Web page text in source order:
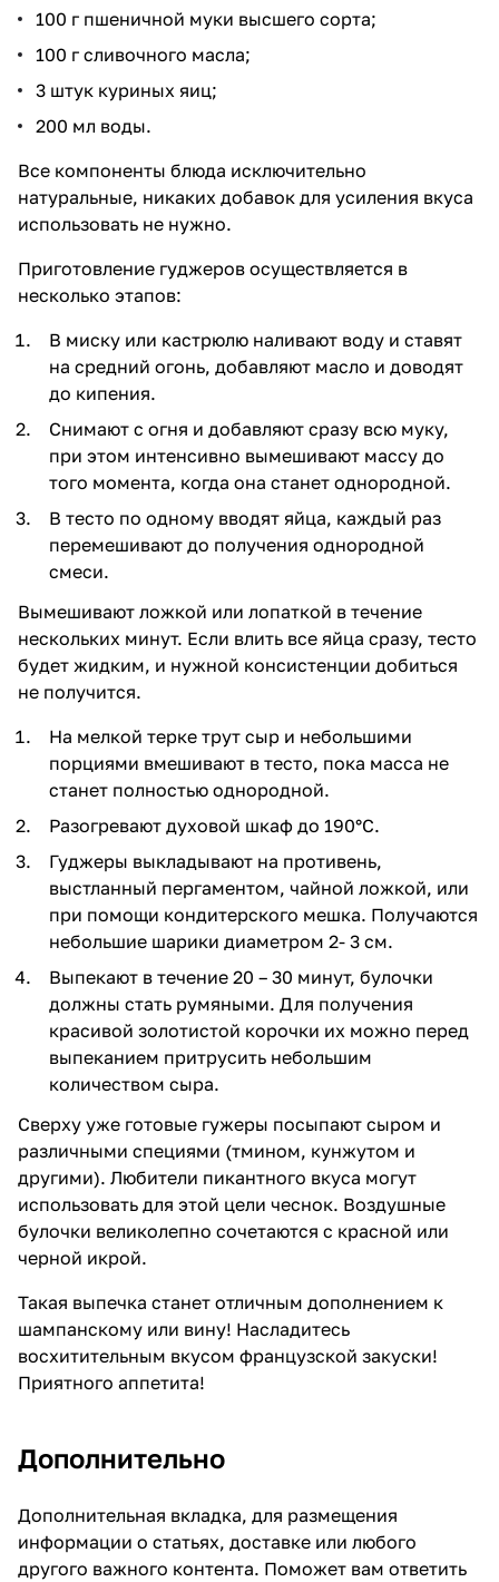
100 г пшеничной муки высшего сорта;
100 г сливочного масла;
3 штук куриных яиц;
200 мл воды.
Все компоненты блюда исключительно
натуральные, никаких добавок для усиления вкуса
использовать не нужно.
Приготовление гуджеров осуществляется в
несколько этапов:
В миску или кастрюлю наливают воду и ставят
на средний огонь, добавляют масло и доводят
до кипения.
Снимают с огня и добавляют сразу всю муку,
при этом интенсивно вымешивают массу до
того момента, когда она станет однородной.
В тесто по одному вводят яйца, каждый раз
перемешивают до получения однородной
смеси.
Вымешивают ложкой или лопаткой в течение
нескольких минут. Если влить все яйца сразу, тесто
будет жидким, и нужной консистенции добиться
не получится.
На мелкой терке трут сыр и небольшими
порциями вмешивают в тесто, пока масса не
станет полностью однородной.
Разогревают духовой шкаф до 190°C.
Гуджеры выкладывают на противень,
выстланный пергаментом, чайной ложкой, или
при помощи кондитерского мешка. Получаются
небольшие шарики диаметром 2- 3 см.
Выпекают в течение 20 – 30 минут, булочки
должны стать румяными. Для получения
красивой золотистой корочки их можно перед
выпеканием притрусить небольшим
количеством сыра.
Сверху уже готовые гужеры посыпают сыром и
различными специями (тмином, кунжутом и
другими). Любители пикантного вкуса могут
использовать для этой цели чеснок. Воздушные
булочки великолепно сочетаются с красной или
черной икрой.
Такая выпечка станет отличным дополнением к
шампанскому или вину! Насладитесь
восхитительным вкусом французской закуски!
Приятного аппетита!
Дополнительно
Дополнительная вкладка, для размещения
информации о статьях, доставке или любого
другого важного контента. Поможет вам ответить